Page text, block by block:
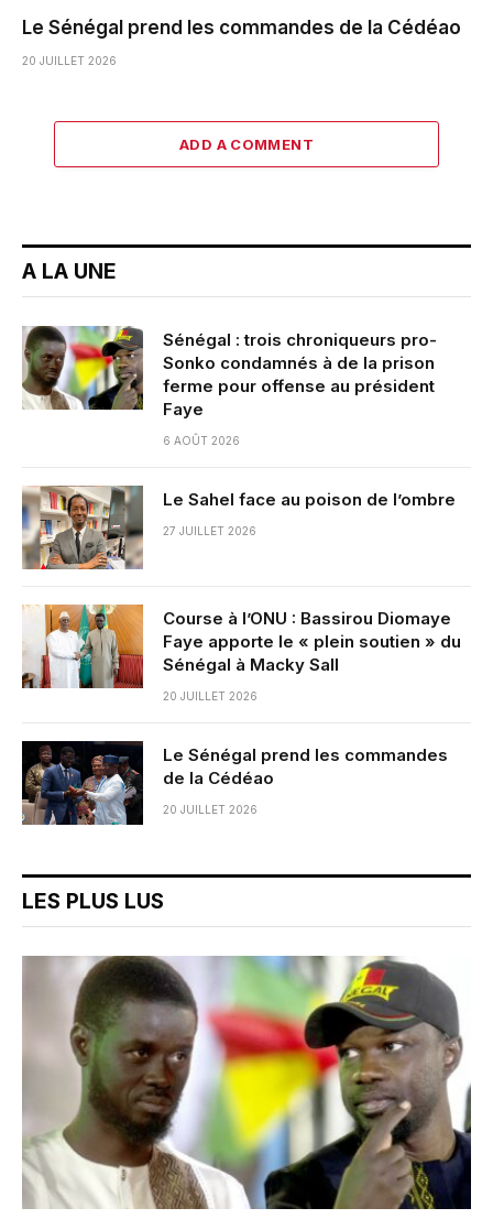
Le Sénégal prend les commandes de la Cédéao
20 JUILLET 2026
ADD A COMMENT
A LA UNE
Sénégal : trois chroniqueurs pro-
Sonko condamnés à de la prison
ferme pour offense au président
Faye
6 AOÛT 2026
Le Sahel face au poison de l’ombre
27 JUILLET 2026
Course à l’ONU : Bassirou Diomaye
Faye apporte le « plein soutien » du
Sénégal à Macky Sall
20 JUILLET 2026
Le Sénégal prend les commandes
de la Cédéao
20 JUILLET 2026
LES PLUS LUS